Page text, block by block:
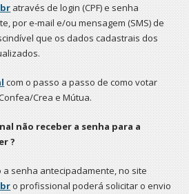
através de login (CPF) e senha
por e-mail e/ou mensagem (SMS) de
que os dados cadastrais dos
com o passo a passo de como votar
Crea e Mútua.
não receber a senha para a
?
senha antecipadamente, no site
o profissional poderá solicitar o envio